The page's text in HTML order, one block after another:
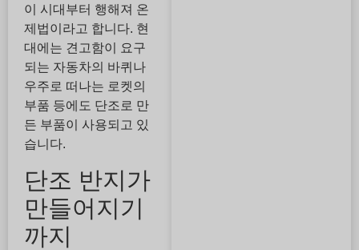
이 시대부터 행해져 온
제법이라고 합니다. 현
대에는 견고함이 요구
되는 자동차의 바퀴나
우주로 떠나는 로켓의
부품 등에도 단조로 만
든 부품이 사용되고 있
습니다.
단조 반지가
만들어지기
까지